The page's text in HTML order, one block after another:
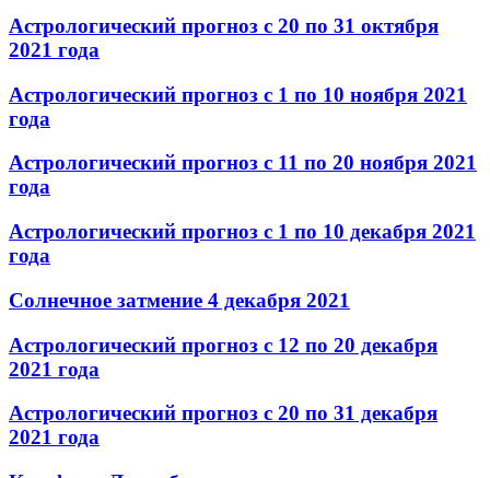
Астрологический прогноз с 20 по 31 октября
2021 года
Астрологический прогноз с 1 по 10 ноября 2021
года
Астрологический прогноз с 11 по 20 ноября 2021
года
Астрологический прогноз с 1 по 10 декабря 2021
года
Солнечное затмение 4 декабря 2021
Астрологический прогноз с 12 по 20 декабря
2021 года
Астрологический прогноз с 20 по 31 декабря
2021 года